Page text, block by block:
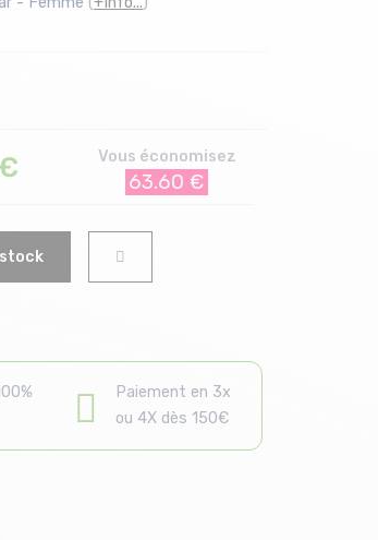
€ Vous économisez
63.60 €
Paiement en 3x
ou 4X dès 150€